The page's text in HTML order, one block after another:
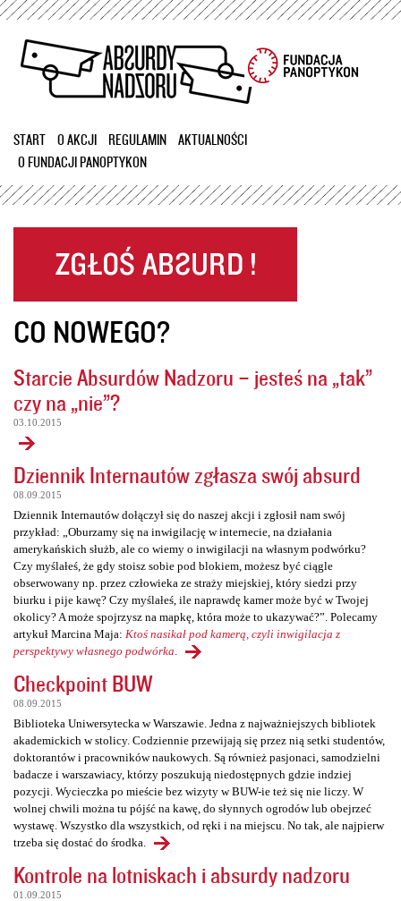
Przejdź
treści
START O AKCJI REGULAMIN
AKTUALNOŚCI
O FUNDACJI PANOPTYKON
CO NOWEGO?
Starcie Absurdów Nadzoru – jesteś na „tak”
czy na „nie”?
03.10.2015
Dziennik Internautów zgłasza swój absurd
08.09.2015
Dziennik Internautów dołączył się do naszej akcji i zgłosił nam swój
przykład: „Oburzamy się na inwigilację w internecie, na działania
amerykańskich służb, ale co wiemy o inwigilacji na własnym podwórku?
Czy myślałeś, że gdy stoisz sobie pod blokiem, możesz być ciągle
obserwowany np. przez człowieka ze straży miejskiej, który siedzi przy
biurku i pije kawę? Czy myślałeś, ile naprawdę kamer może być w Twojej
okolicy? A może spojrzysz na mapkę, która może to ukazywać?”. Polecamy
artykuł Marcina Maja: Ktoś nasikał pod kamerą, czyli inwigilacja z
perspektywy własnego podwórka
Checkpoint BUW
08.09.2015
Biblioteka Uniwersytecka w Warszawie. Jedna z najważniejszych bibliotek
akademickich w stolicy. Codziennie przewijają się przez nią setki studentów,
doktorantów i pracowników naukowych. Są również pasjonaci, samodzielni
badacze i warszawiacy, którzy poszukują niedostępnych gdzie indziej
pozycji. Wycieczka po mieście bez wizyty w BUW-ie też się nie liczy. W
wolnej chwili można tu pójść na kawę, do słynnych ogrodów lub obejrzeć
wystawę. Wszystko dla wszystkich, od ręki i na miejscu. No tak, ale najpierw
trzeba się dostać do środka.
Kontrole na lotniskach i absurdy nadzoru
01.09.2015